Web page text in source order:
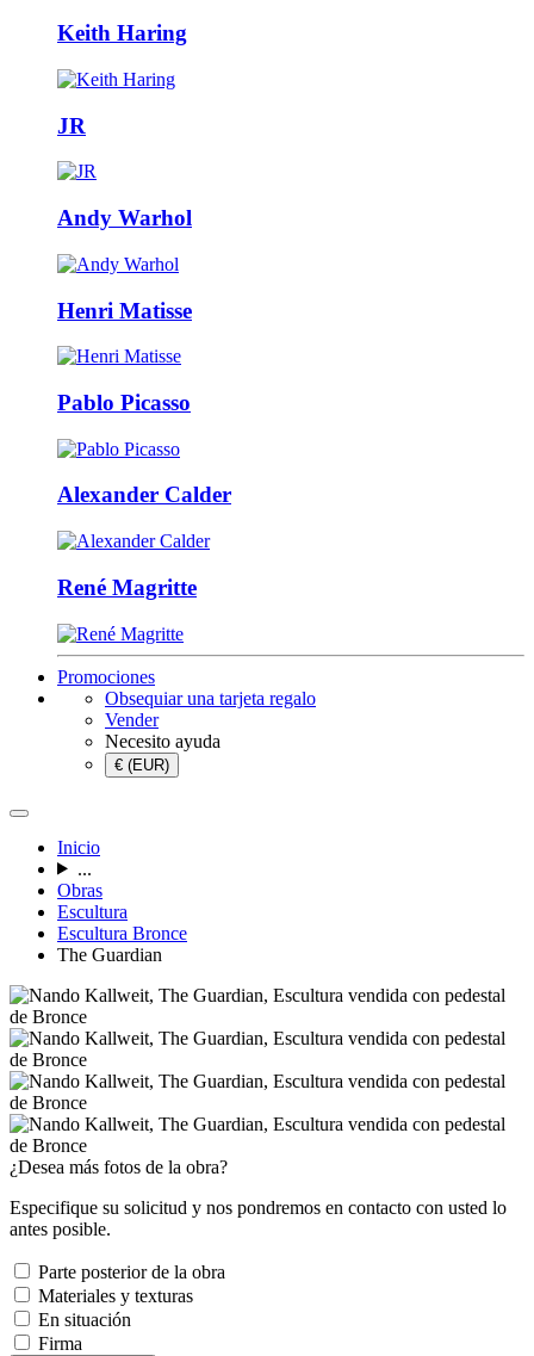
Keith Haring
JR
Andy Warhol
Henri Matisse
Pablo Picasso
Alexander Calder
René Magritte
Promociones
Obsequiar una tarjeta regalo
Vender
Necesito ayuda
€ (EUR)
Inicio
...
Obras
Escultura
Escultura Bronce
The Guardian
¿Desea más fotos de la obra?
Especifique su solicitud y nos pondremos en contacto con usted lo
antes posible.
Parte posterior de la obra
Materiales y texturas
En situación
Firma